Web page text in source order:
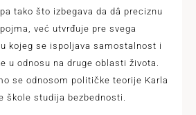
tako što izbegava da dâ preciznu
već utvrđuje pre svega
kojeg se ispoljava samostalnost i
u odnosu na druge oblasti života.
se odnosom političke teorije Karla
škole studija bezbednosti.